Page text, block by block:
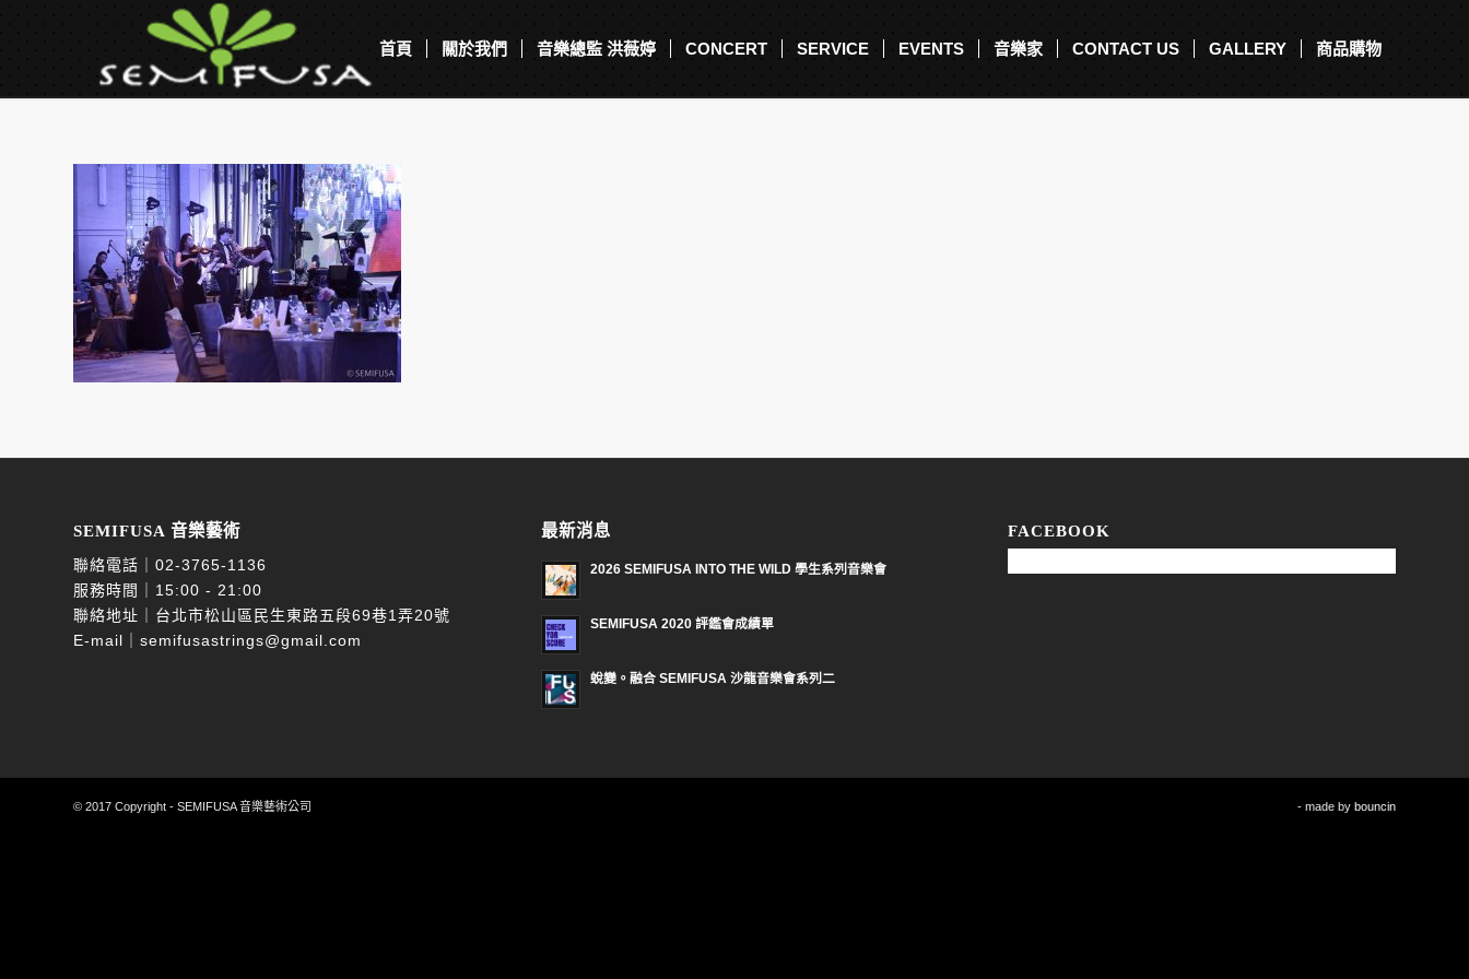
首頁 關於我們 音樂總監 洪薇婷 CONCERT SERVICE EVENTS 音樂家 CONTACT US GALLERY 商品購物
SEMIFUSA 音樂藝術
聯絡電話｜ 02-3765-1136
服務時間｜15:00 - 21:00
聯絡地址｜台北市松山區民生東路五段69巷1弄20號
E-mail｜ semifusastrings@gmail.com
最新消息
2026 SEMIFUSA INTO THE WILD 學生系列音樂會
SEMIFUSA 2020 評鑑會成績單
蛻變。融合 SEMIFUSA 沙龍音樂會系列二
FACEBOOK
© 2017 Copyright - SEMIFUSA 音樂藝術公司 - made by bouncin